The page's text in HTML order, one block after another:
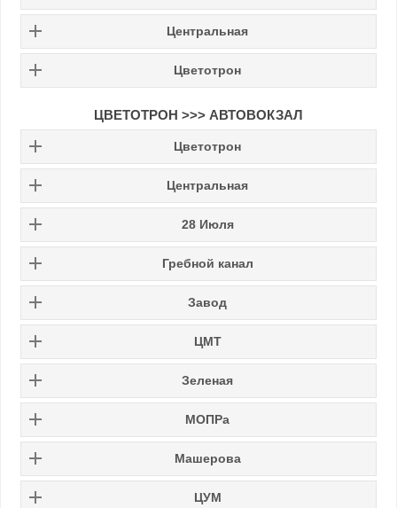
Центральная
Цветотрон
ЦВЕТОТРОН >>> АВТОВОКЗАЛ
Цветотрон
Центральная
28 Июля
Гребной канал
Завод
ЦМТ
Зеленая
МОПРа
Машерова
ЦУМ